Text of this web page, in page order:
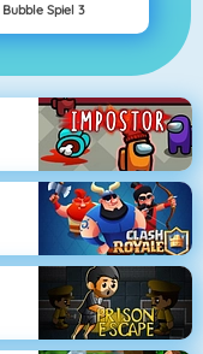
Bubble Spiel 3